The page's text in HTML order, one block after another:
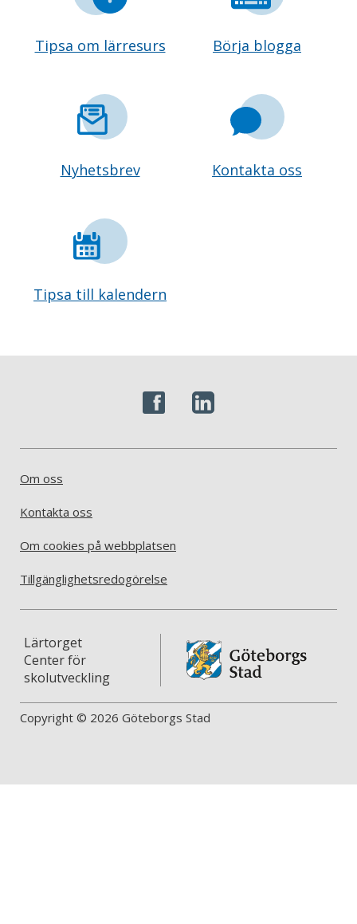
Tipsa om lärresurs Börja blogga
Nyhetsbrev Kontakta oss
Tipsa till kalendern
Om oss
Kontakta oss
Om cookies på webbplatsen
Tillgänglighetsredogörelse
Lärtorget
Center för
skolutveckling
Copyright © 2026 Göteborgs Stad